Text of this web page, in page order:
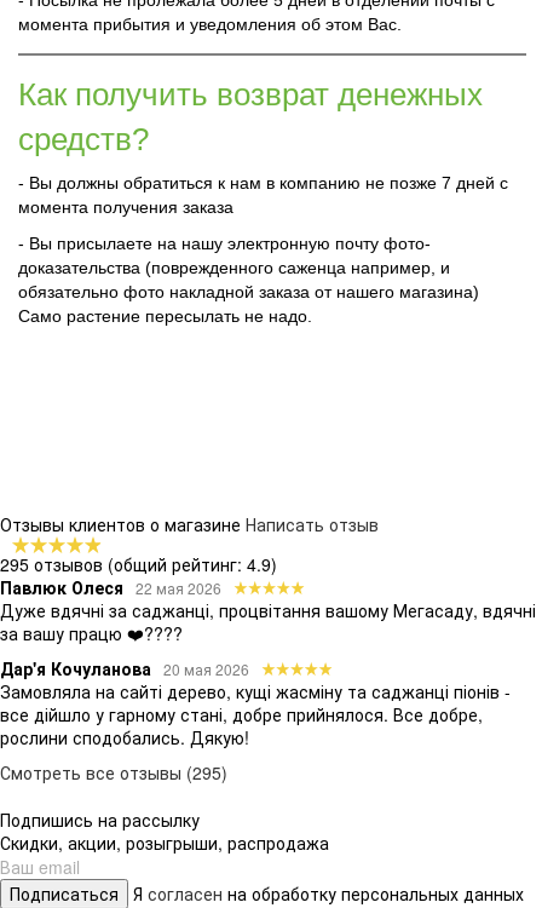
момента прибытия и уведомления об этом Вас.
Как получить возврат денежных
средств?
- Вы должны обратиться к нам в компанию не позже 7 дней с
момента получения заказа
- Вы присылаете на нашу электронную почту фото-
доказательства (поврежденного саженца например, и
обязательно фото накладной заказа от нашего магазина)
Само растение пересылать не надо.
Отзывы клиентов о магазине Написать отзыв
295 отзывов (общий рейтинг: 4.9)
Павлюк Олеся
22 мая 2026
Дуже вдячні за саджанці, процвітання вашому Мегасаду, вдячні
за вашу працю ❤️????
Дар'я Кочуланова 20 мая 2026
Замовляла на сайті дерево, кущі жасміну та саджанці піонів -
все дійшло у гарному стані, добре прийнялося. Все добре,
рослини сподобались. Дякую!
Смотреть все отзывы (295)
Подпишись на рассылку
Скидки, акции, розыгрыши, распродажа
Подписаться Я согласен на обработку персональных данных